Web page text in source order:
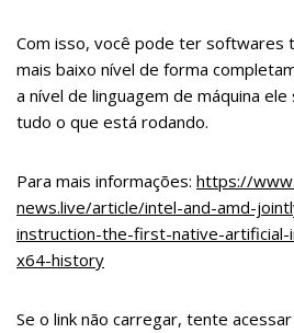
Com isso, você pode ter softwares
mais baixo nível de forma
a nível de linguagem de máquina
tudo o que está rodando.
Para mais informações: https://
news.live/article/intel-and-amd-
instruction-the-first-native-artificial-
x64-history
Se o link não carregar, tente